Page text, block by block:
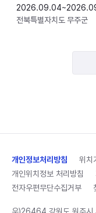
전북특별자치도 무주군
개인정보처리방침
위치
개인위치정보 처리방침
전자우편무단수집거부